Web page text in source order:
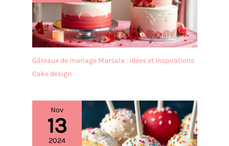
Gâteaux de mariage Marsala : idées et inspirations
Cake design
Nov
13
2024